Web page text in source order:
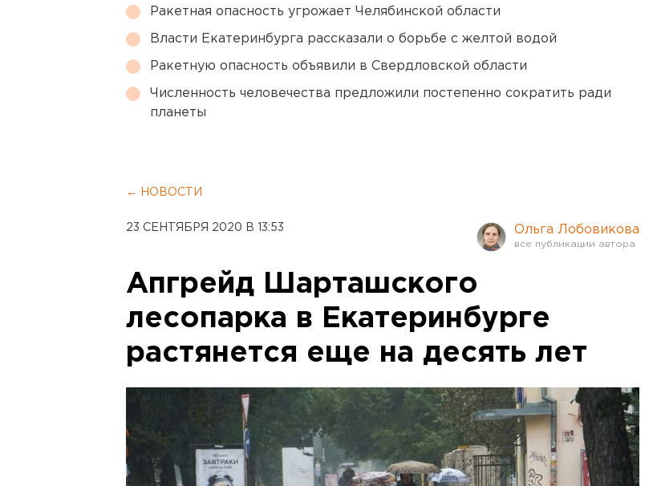
Ракетная опасность угрожает Челябинской области
Власти Екатеринбурга рассказали о борьбе с желтой водой
Ракетную опасность объявили в Свердловской области
Численность человечества предложили постепенно сократить ради
планеты
← НОВОСТИ
23 СЕНТЯБРЯ 2020 В 13:53 Ольга Лобовикова
Апгрейд Шарташского
лесопарка в Екатеринбурге
растянется еще на десять лет